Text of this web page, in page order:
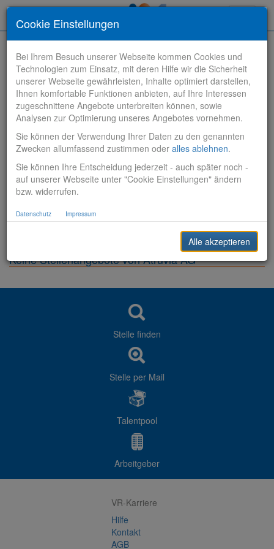
Stelle finden
Vertriebsbank
Produktionsbank
Sonstiges
Keine Stellenangebote von Atruvia AG
Stelle finden
Stelle per Mail
Talentpool
Arbeitgeber
VR-Karriere
Hilfe
Kontakt
AGB
Cookie Einstellungen
Bei Ihrem Besuch unserer Webseite kommen Cookies und
Technologien zum Einsatz, mit deren Hilfe wir die Sicherheit
unserer Webseite gewährleisten, Inhalte optimiert darstellen,
Ihnen komfortable Funktionen anbieten, auf Ihre Interessen
zugeschnittene Angebote unterbreiten können, sowie
Analysen zur Optimierung unseres Angebotes vornehmen.
Sie können der Verwendung Ihrer Daten zu den genannten
Zwecken allumfassend zustimmen oder alles ablehnen.
Sie können Ihre Entscheidung jederzeit - auch später noch -
auf unserer Webseite unter "Cookie Einstellungen" ändern
bzw. widerrufen.
Datenschutz Impressum
Alle akzeptieren